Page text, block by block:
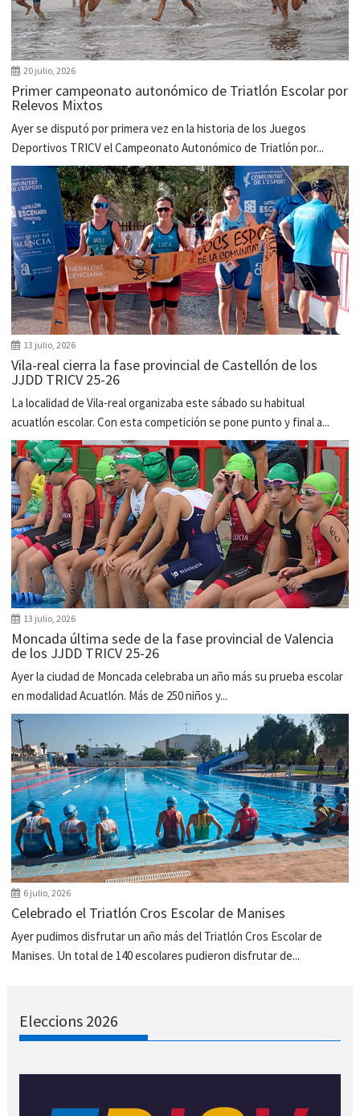
20 julio, 2026
Primer campeonato autonómico de Triatlón Escolar por
Relevos Mixtos
Ayer se disputó por primera vez en la historia de los Juegos
Deportivos TRICV el Campeonato Autonómico de Triatlón por...
13 julio, 2026
Vila-real cierra la fase provincial de Castellón de los
JJDD TRICV 25-26
La localidad de Vila-real organizaba este sábado su habitual
acuatlón escolar. Con esta competición se pone punto y final a...
13 julio, 2026
Moncada última sede de la fase provincial de Valencia
de los JJDD TRICV 25-26
Ayer la ciudad de Moncada celebraba un año más su prueba escolar
en modalidad Acuatlón. Más de 250 niños y...
6 julio, 2026
Celebrado el Triatlón Cros Escolar de Manises
Ayer pudimos disfrutar un año más del Triatlón Cros Escolar de
Manises. Un total de 140 escolares pudieron disfrutar de...
Eleccions 2026